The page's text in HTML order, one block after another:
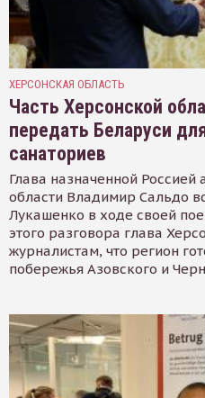
ХЕРСОНСКАЯ ОБЛАСТЬ
Часть Херсонской
передать Беларуси
санаториев
Глава назначенной
области Владимир Сальдо
Лукашенко в ходе своей
этого разговора глава
журналистам, что регион
побережья Азовского и